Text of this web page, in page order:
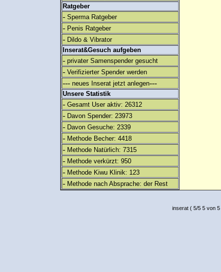
Ratgeber
- Sperma Ratgeber
- Penis Ratgeber
- Dildo & Vibrator
Inserat&Gesuch aufgeben
- privater Samenspender gesucht
- Verifizierter Spender werden
--- neues Inserat jetzt anlegen---
Unsere Statistik
- Gesamt User aktiv: 26312
- Davon Spender: 23973
- Davon Gesuche: 2339
- Methode Becher: 4418
- Methode Natürlich: 7315
- Methode verkürzt: 950
- Methode Kiwu Klinik: 123
- Methode nach Absprache: der Rest
inserat( 5/5 5 von 5